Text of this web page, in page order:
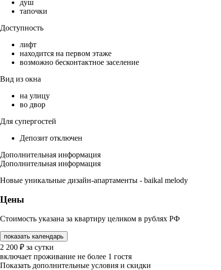
душ
тапочки
Доступность
лифт
находится на первом этаже
возможно бесконтактное заселение
Вид из окна
на улицу
во двор
Для супергостей
Депозит отключен
Дополнительная информация
Дополнительная информация
Новые уникальные дизайн-апартаменты - baikal melody
Цены
Стоимость указана за квартиру целиком в рублях РФ
показать календарь
2 200 ₽ за сутки
включает проживание не более 1 гостя
Показать дополнительные условия и скидки